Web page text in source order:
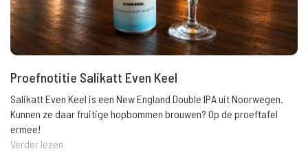
Proefnotitie Salikatt Even Keel
Salikatt Even Keel is een New England Double IPA uit Noorwegen.
Kunnen ze daar fruitige hopbommen brouwen? Op de proeftafel
ermee!
Verder lezen